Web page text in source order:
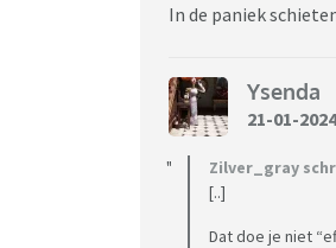
In de paniek
Ysenda
21-01-2024
Zilver_gray
[..]
Dat doe je niet